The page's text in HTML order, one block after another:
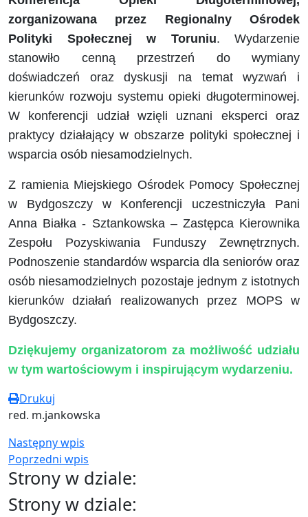
zorganizowana przez Regionalny Ośrodek
Polityki Społecznej w Toruniu. Wydarzenie
stanowiło cenną przestrzeń do wymiany
doświadczeń oraz dyskusji na temat wyzwań i
kierunków rozwoju systemu opieki długoterminowej.
W konferencji udział wzięli uznani eksperci oraz
praktycy działający w obszarze polityki społecznej i
wsparcia osób niesamodzielnych.
Z ramienia Miejskiego Ośrodek Pomocy Społecznej
w Bydgoszczy w Konferencji uczestniczyła Pani
Anna Białka - Sztankowska – Zastępca Kierownika
Zespołu Pozyskiwania Funduszy Zewnętrznych.
Podnoszenie standardów wsparcia dla seniorów oraz
osób niesamodzielnych pozostaje jednym z istotnych
kierunków działań realizowanych przez MOPS w
Bydgoszczy.
Dziękujemy organizatorom za możliwość udziału
w tym wartościowym i inspirującym wydarzeniu.
Drukuj
red. m.jankowska
Następny wpis
Poprzedni wpis
Strony w dziale:
Strony w dziale: